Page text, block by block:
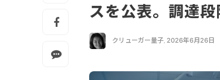
スを公表。調達
クリューガー量子, 2026年6月26日